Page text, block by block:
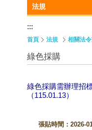
法規
:::
首頁 法規 相關法
綠色採購
綠色採購需辦理招
（115.01.13）
張貼時間：2026-